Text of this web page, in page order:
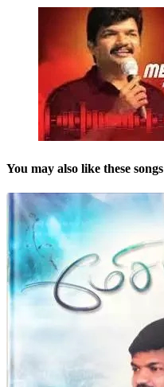
You may also like these songs